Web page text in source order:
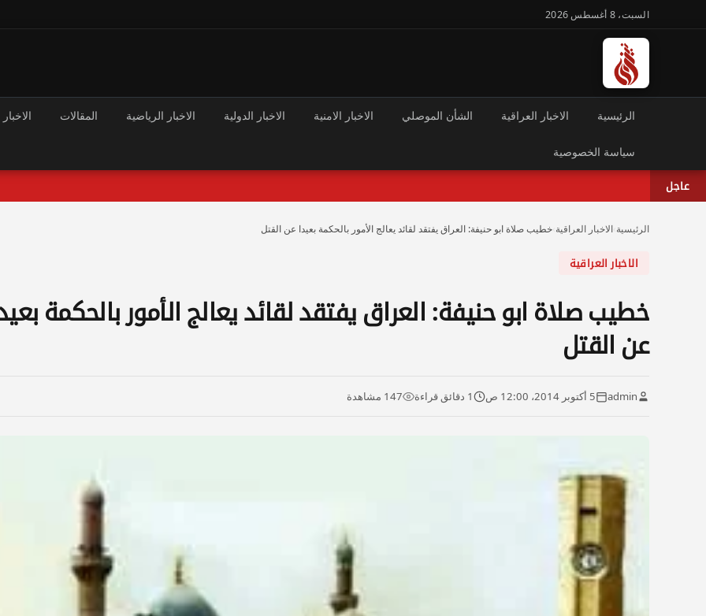
السبت، 8 أغسطس 2026
الرئيسية الاخبار العراقية الشأن الموصلي الاخبار الامنية الاخبار الدولية الاخبار الرياضية المقالات
سياسة الخصوصية
عاجل
الرئيسية الاخبار العراقية خطيب صلاة ابو حنيفة: العراق يفتقد لقائد يعالج الأمور بالحكمة بعيدا عن القتل
الاخبار العراقية
خطيب صلاة ابو حنيفة: العراق يفتقد لقائد يعالج الأمور بالحكمة
عن القتل
admin 5 أكتوبر 2014، 12:00 ص 1 دقائق قراءة 147 مشاهدة